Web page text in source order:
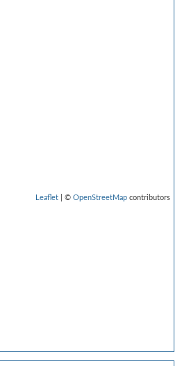
Leaflet| © OpenStreetMapcontributors